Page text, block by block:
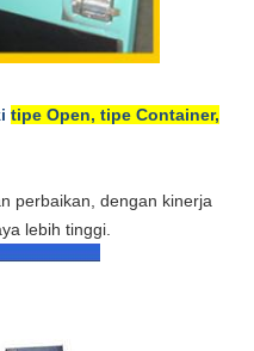
tipe Open, tipe Container,
perbaikan, dengan kinerja
lebih tinggi.